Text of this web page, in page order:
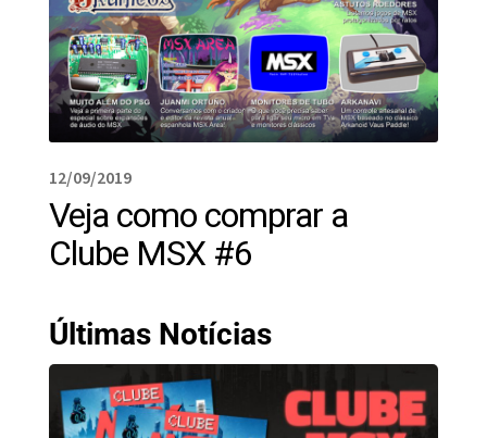
12/09/2019
Veja como comprar a
Clube MSX #6
Últimas Notícias